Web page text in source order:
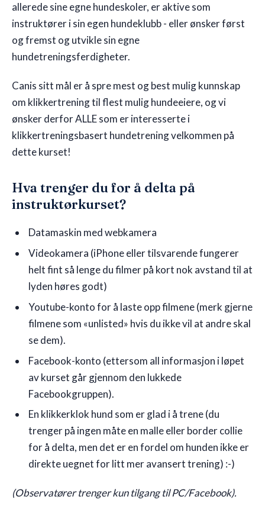
allerede sine egne hundeskoler, er aktive som
instruktører i sin egen hundeklubb - eller ønsker først
og fremst og utvikle sin egne
hundetreningsferdigheter.
Canis sitt mål er å spre mest og best mulig kunnskap
om klikkertrening til flest mulig hundeeiere, og vi
ønsker derfor ALLE som er interesserte i
klikkertreningsbasert hundetrening velkommen på
dette kurset!
Hva trenger du for å delta på
instruktørkurset?
Datamaskin med webkamera
Videokamera (iPhone eller tilsvarende fungerer
helt fint så lenge du filmer på kort nok avstand til at
lyden høres godt)
Youtube-konto for å laste opp filmene (merk gjerne
filmene som «unlisted» hvis du ikke vil at andre skal
se dem).
Facebook-konto (ettersom all informasjon i løpet
av kurset går gjennom den lukkede
Facebookgruppen).
En klikkerklok hund som er glad i å trene (du
trenger på ingen måte en malle eller border collie
for å delta, men det er en fordel om hunden ikke er
direkte uegnet for litt mer avansert trening) :-)
(Observatører trenger kun tilgang til PC/Facebook).